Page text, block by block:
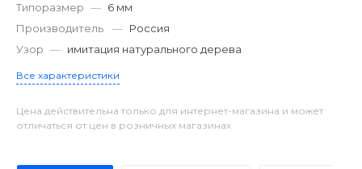
Типоразмер — 6 мм
Производитель
— Россия
Узор — имитация натурального дерева
Все характеристики
Цена действительна только для интернет-магазина и может
отличаться от цен в розничных магазинах